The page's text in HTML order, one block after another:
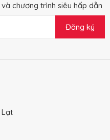
chương trình siêu hấp dẫn
Đăng ký
Lạt